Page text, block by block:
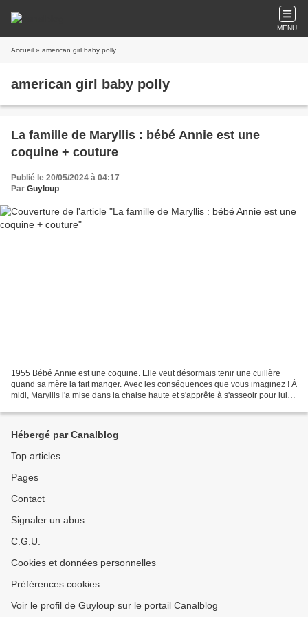
MENU
Accueil » american girl baby polly
american girl baby polly
La famille de Maryllis : bébé Annie est une
coquine + couture
Publié le 20/05/2024 à 04:17
Par Guyloup
1955 Bébé Annie est une coquine. Elle veut désormais tenir une cuillère
quand sa mère la fait manger. Avec les conséquences que vous imaginez ! À
midi, Maryllis l'a mise dans la chaise haute et s'apprête à s'asseoir pour lui
Hébergé par Canalblog
Top articles
Pages
Contact
Signaler un abus
C.G.U.
Cookies et données personnelles
Préférences cookies
Voir le profil de Guyloup sur le portail Canalblog